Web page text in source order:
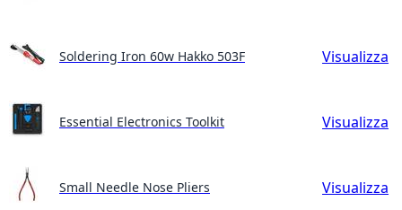
Soldering Iron 60w Hakko 503F Visualizza
Essential Electronics Toolkit Visualizza
Small Needle Nose Pliers Visualizza